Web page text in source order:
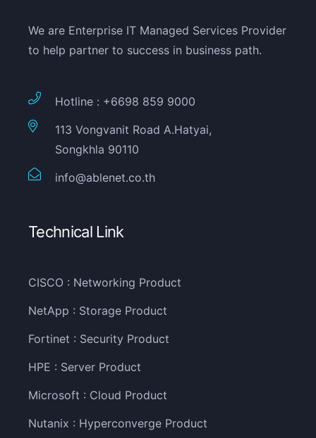
We are Enterprise IT Managed Services Provider
to help partner to success in business path.
Hotline : +6698 859 9000
113 Vongvanit Road A.Hatyai,
Songkhla 90110
info@ablenet.co.th
Technical Link
CISCO : Networking Product
NetApp : Storage Product
Fortinet : Security Product
HPE : Server Product
Microsoft : Cloud Product
Nutanix : Hyperconverge Product